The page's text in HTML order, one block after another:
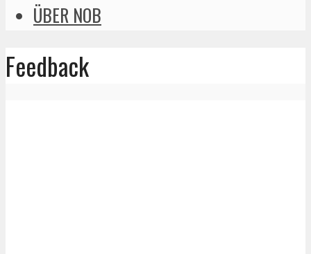
ÜBER NOB
Feedback